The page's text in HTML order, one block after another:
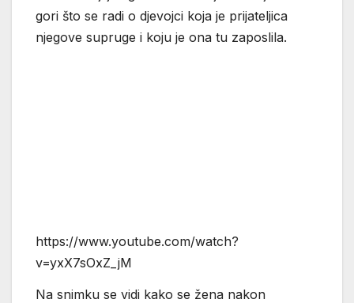
gori što se radi o djevojci koja je prijateljica
njegove supruge i koju je ona tu zaposlila.
https://www.youtube.com/watch?
v=yxX7sOxZ_jM
Na snimku se vidi kako se žena nakon